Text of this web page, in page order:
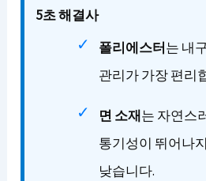
5초 해결사
폴리에스터는 내
관리가 가장 편리
면 소재는 자연스
통기성이 뛰어나
낮습니다.